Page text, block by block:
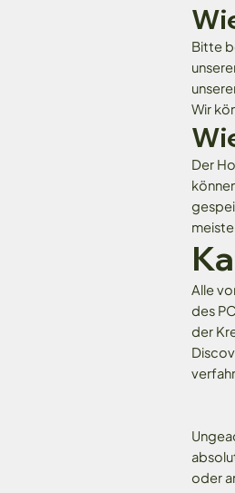
Bitte
Wir
Der
Alle
des
der
oder